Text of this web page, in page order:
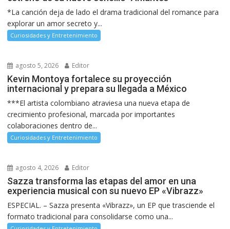
*La canción deja de lado el drama tradicional del romance para
explorar un amor secreto y...
Curiosidades y Entretenimiento
agosto 5, 2026 Editor
Kevin Montoya fortalece su proyección
internacional y prepara su llegada a México
***El artista colombiano atraviesa una nueva etapa de
crecimiento profesional, marcada por importantes
colaboraciones dentro de...
Curiosidades y Entretenimiento
agosto 4, 2026 Editor
Sazza transforma las etapas del amor en una
experiencia musical con su nuevo EP «Vibrazz»
ESPECIAL. – Sazza presenta «Vibrazz», un EP que trasciende el
formato tradicional para consolidarse como una...